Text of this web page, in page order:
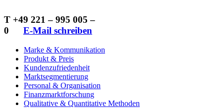
T +49 221 – 995 005 –
0
E-Mail schreiben
Marke & Kommunikation
Produkt & Preis
Kundenzufriedenheit
Marktsegmentierung
Personal & Organisation
Finanzmarktforschung
Qualitative & Quantitative Methoden